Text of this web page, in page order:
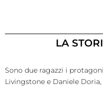
LA
Sono due ragazzi i
Livingstone e Daniele